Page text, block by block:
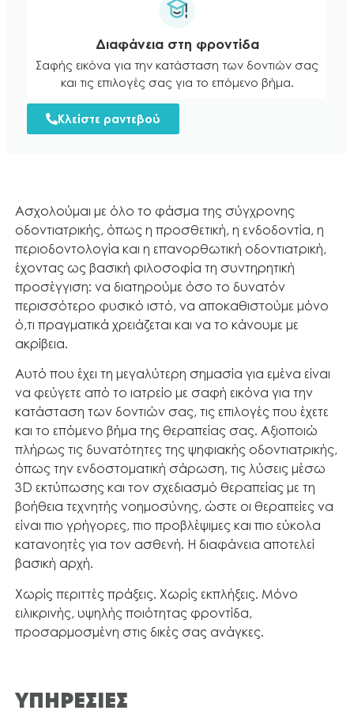
Διαφάνεια στη φροντίδα
Σαφής εικόνα για την κατάσταση των δοντιών σας
και τις επιλογές σας για το επόμενο βήμα.
Κλείστε ραντεβού
Ασχολούμαι με όλο το φάσμα της σύγχρονης
οδοντιατρικής, όπως η προσθετική, η ενδοδοντία, η
περιοδοντολογία και η επανορθωτική οδοντιατρική,
έχοντας ως βασική φιλοσοφία τη συντηρητική
προσέγγιση: να διατηρούμε όσο το δυνατόν
περισσότερο φυσικό ιστό, να αποκαθιστούμε μόνο
ό,τι πραγματικά χρειάζεται και να το κάνουμε με
ακρίβεια.
Αυτό που έχει τη μεγαλύτερη σημασία για εμένα είναι
να φεύγετε από το ιατρείο με σαφή εικόνα για την
κατάσταση των δοντιών σας, τις επιλογές που έχετε
και το επόμενο βήμα της θεραπείας σας. Αξιοποιώ
πλήρως τις δυνατότητες της ψηφιακής οδοντιατρικής,
όπως την ενδοστοματική σάρωση, τις λύσεις μέσω
3D εκτύπωσης και τον σχεδιασμό θεραπείας με τη
βοήθεια τεχνητής νοημοσύνης, ώστε οι θεραπείες να
είναι πιο γρήγορες, πιο προβλέψιμες και πιο εύκολα
κατανοητές για τον ασθενή. Η διαφάνεια αποτελεί
βασική αρχή.
Χωρίς περιττές πράξεις. Χωρίς εκπλήξεις. Μόνο
ειλικρινής, υψηλής ποιότητας φροντίδα,
προσαρμοσμένη στις δικές σας ανάγκες.
ΥΠΗΡΕΣΙΕΣ